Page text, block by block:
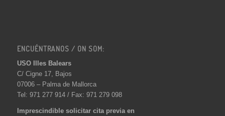
ENCUÉNTRANOS / ON SOM:
USO Illes Balears
C/ Cigne 17, Bajos
07006 – Palma de Mallorca
Tel: 971 277 914 / Fax: 971 279 098
Imprescindible solicitar cita previa en